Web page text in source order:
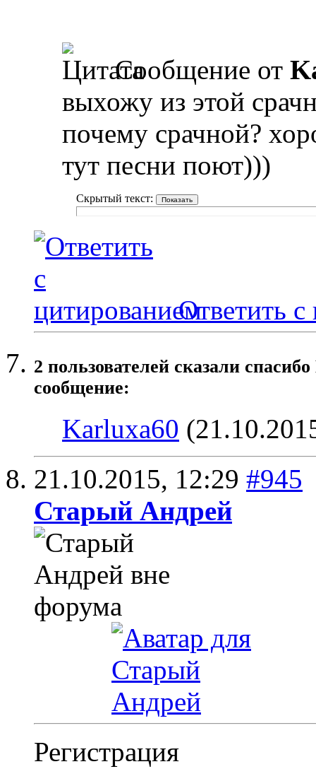
Сообщение от
выхожу из этой
почему срачной?
тут песни поют)))
Скрытый текст:
Ответить с
2 пользователей сказали
сообщение:
Karluxa60
21.10.2015, 12:29 #945
Старый Андрей
Регистрация